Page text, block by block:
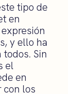
tipo de
en
y ello ha
Sin
el
en
con los